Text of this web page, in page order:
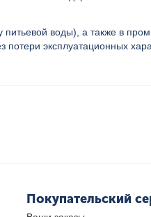
воды), а также в
эксплуатационных
Покупательский